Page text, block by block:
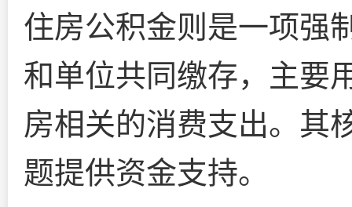
住房公积金则是一项强
和单位共同缴存，主要
房相关的消费支出。其
题提供资金支持。